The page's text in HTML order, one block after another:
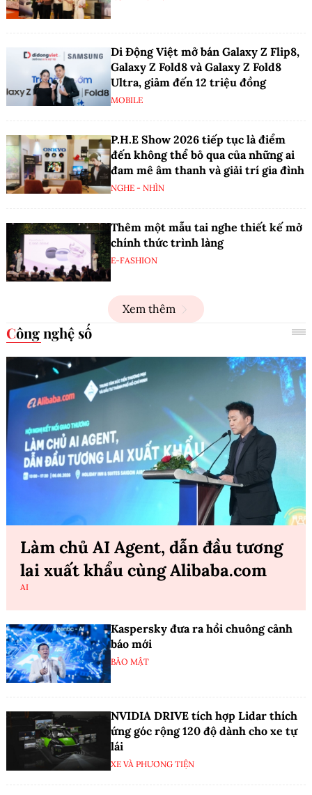
Di Động Việt mở bán Galaxy Z Flip8,
Galaxy Z Fold8 và Galaxy Z Fold8
Ultra, giảm đến 12 triệu đồng
MOBILE
P.H.E Show 2026 tiếp tục là điểm
đến không thể bỏ qua của những ai
đam mê âm thanh và giải trí gia đình
NGHE - NHÌN
Thêm một mẫu tai nghe thiết kế mở
chính thức trình làng
E-FASHION
Xem thêm
Công nghệ số
Làm chủ AI Agent, dẫn đầu tương
lai xuất khẩu cùng Alibaba.com
AI
Kaspersky đưa ra hồi chuông cảnh
báo mới
BẢO MẬT
NVIDIA DRIVE tích hợp Lidar thích
ứng góc rộng 120 độ dành cho xe tự
lái
XE VÀ PHƯƠNG TIỆN